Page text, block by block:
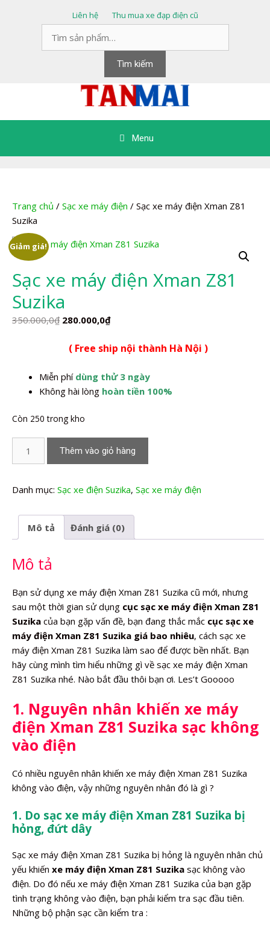
Liên hệ
Thu mua xe đạp điện cũ
kiếm:
Tìm kiếm
Menu
Trang chủ / Sạc xe máy điện / Sạc xe máy điện Xman Z81
Suzika
Giảm giá!
Sạc xe máy điện Xman Z81
Suzika
350.000,0₫ Giá
là:
280.000,0₫Giá
tại
280.000,0₫.
( Free ship nội thành Hà Nội )
Miễn phí dùng thử 3 ngày
Không hài lòng hoàn tiền 100%
Còn 250 trong kho
điện
Z81
Suzika
lượng
Thêm vào giỏ hàng
Danh mục: Sạc xe điện Suzika, Sạc xe máy điện
Mô tả Đánh giá (0)
Mô tả
Bạn sử dụng xe máy điện Xman Z81 Suzika cũ mới, nhưng
sau một thời gian sử dụng cục sạc xe máy điện Xman Z81
Suzika của bạn gặp vấn đề, bạn đang thắc mắc cục sạc xe
máy điện Xman Z81 Suzika giá bao nhiêu, cách sạc xe
máy điện Xman Z81 Suzika làm sao để được bền nhất. Bạn
hãy cùng mình tìm hiểu những gì về sạc xe máy điện Xman
Z81 Suzika nhé. Nào bắt đầu thôi bạn ơi. Les’t Gooooo
1. Nguyên nhân khiến xe máy
điện Xman Z81 Suzika sạc không
vào điện
Có nhiều nguyên nhân khiến xe máy điện Xman Z81 Suzika
không vào điện, vậy những nguyên nhân đó là gì ?
1. Do sạc xe máy điện Xman Z81 Suzika bị
hỏng, đứt dây
Sạc xe máy điện Xman Z81 Suzika bị hỏng là nguyên nhân chủ
yếu khiến xe máy điện Xman Z81 Suzika sạc không vào
điện. Do đó nếu xe máy điện Xman Z81 Suzika của bạn gặp
tình trạng không vào điện, bạn phải kiểm tra sạc đầu tiên.
Những bộ phận sạc cần kiểm tra :